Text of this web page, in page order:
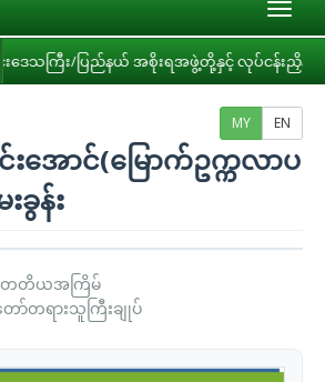
နယ် အစိုးရအဖွဲ့တို့နှင့် လုပ်ငန်းညှိနှိုင်းအစည်းအဝေး ကျ
MY EN
အောင်(မြောက်ဥက္ကလာပ
ခွန်း
တတိယအကြိမ်
ာ်တရားသူကြီးချုပ်